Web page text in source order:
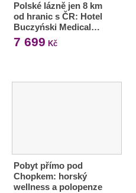
Polské lázně jen 8 km
od hranic s ČR: Hotel
Buczyński Medical…
7 699 Kč
Pobyt přímo pod
Chopkem: horský
wellness a polopenze